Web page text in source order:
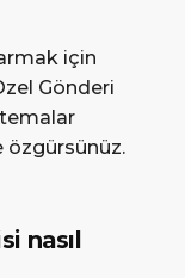
için
Gönderi
özgürsünüz.
nasıl